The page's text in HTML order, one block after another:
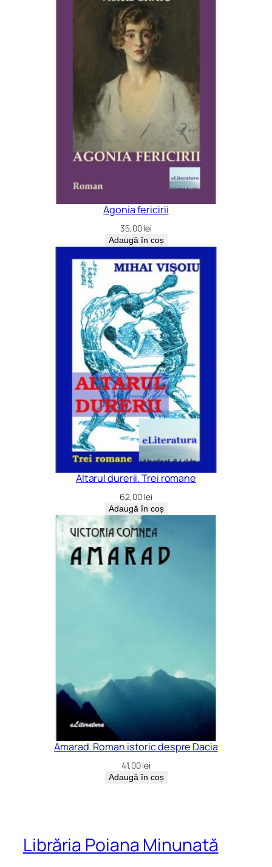
Agonia fericirii
35,00lei
Adaugă în coș
Altarul durerii. Trei romane
62,00 lei
Adaugă în coș
Amarad. Roman istoric despre Dacia
41,00lei
Adaugă în coș
Librăria Poiana Minunată